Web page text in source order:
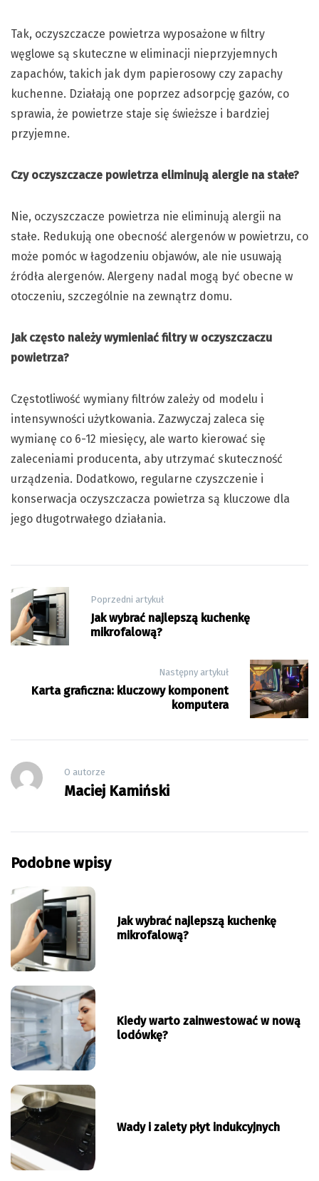
Tak, oczyszczacze powietrza wyposażone w filtry
węglowe są skuteczne w eliminacji nieprzyjemnych
zapachów, takich jak dym papierosowy czy zapachy
kuchenne. Działają one poprzez adsorpcję gazów, co
sprawia, że powietrze staje się świeższe i bardziej
przyjemne.
Czy oczyszczacze powietrza eliminują alergie na stałe?
Nie, oczyszczacze powietrza nie eliminują alergii na
stałe. Redukują one obecność alergenów w powietrzu, co
może pomóc w łagodzeniu objawów, ale nie usuwają
źródła alergenów. Alergeny nadal mogą być obecne w
otoczeniu, szczególnie na zewnątrz domu.
Jak często należy wymieniać filtry w oczyszczaczu
powietrza?
Częstotliwość wymiany filtrów zależy od modelu i
intensywności użytkowania. Zazwyczaj zaleca się
wymianę co 6-12 miesięcy, ale warto kierować się
zaleceniami producenta, aby utrzymać skuteczność
urządzenia. Dodatkowo, regularne czyszczenie i
konserwacja oczyszczacza powietrza są kluczowe dla
jego długotrwałego działania.
Nawigacja
wpisu
Poprzedni artykuł
Jak wybrać najlepszą kuchenkę
mikrofalową?
Następny artykuł
Karta graficzna: kluczowy komponent
komputera
O autorze
Maciej Kamiński
Podobne wpisy
Jak wybrać najlepszą kuchenkę
mikrofalową?
Kiedy warto zainwestować w nową
lodówkę?
Wady i zalety płyt indukcyjnych